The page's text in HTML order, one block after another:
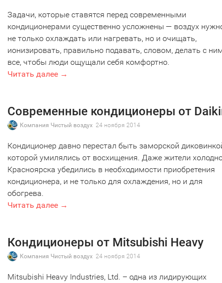
Задачи, которые ставятся перед современными
кондиционерами существенно усложнены — воздух
не только охлаждать или нагревать, но и очищать,
ионизировать, правильно подавать, словом, делать с
все, чтобы люди ощущали себя комфортно.
Читать далее →
Современные кондиционеры от
Компания Чистый воздух 24 ноября 2014
Кондиционер давно перестал быть заморской
которой умилялись от восхищения. Даже жители
Красноярска убедились в необходимости приобретения
кондиционера, и не только для охлаждения, но и для
обогрева.
Читать далее →
Кондиционеры от Mitsubishi Heavy
Компания Чистый воздух 24 ноября 2014
Mitsubishi Heavy Industries, Ltd. – одна из лидирующих